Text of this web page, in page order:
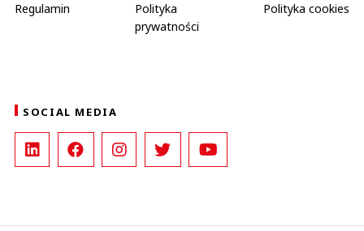
Regulamin
Polityka
prywatności
Polityka cookies
SOCIAL MEDIA